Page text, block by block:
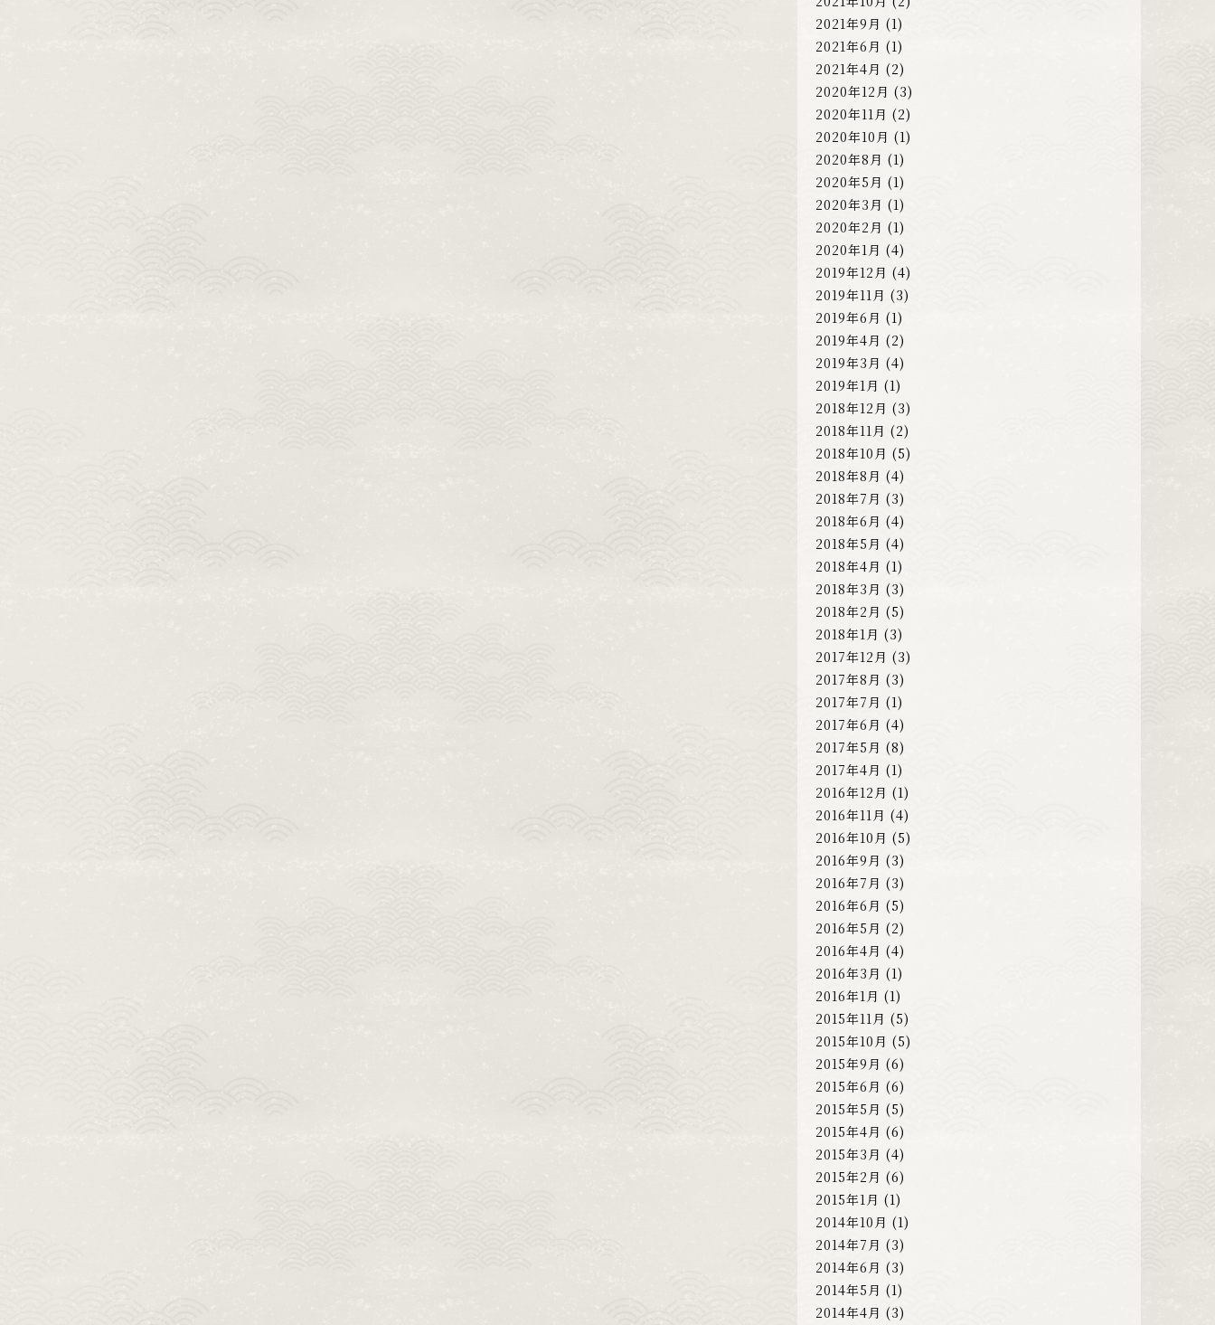
2021年9月 (1)
2021年6月 (1)
2021年4月 (2)
2020年12月 (3)
2020年11月 (2)
2020年10月 (1)
2020年8月 (1)
2020年5月 (1)
2020年3月 (1)
2020年2月 (1)
2020年1月 (4)
2019年12月 (4)
2019年11月 (3)
2019年6月 (1)
2019年4月 (2)
2019年3月 (4)
2019年1月 (1)
2018年12月 (3)
2018年11月 (2)
2018年10月 (5)
2018年8月 (4)
2018年7月 (3)
2018年6月 (4)
2018年5月 (4)
2018年4月 (1)
2018年3月 (3)
2018年2月 (5)
2018年1月 (3)
2017年12月 (3)
2017年8月 (3)
2017年7月 (1)
2017年6月 (4)
2017年5月 (8)
2017年4月 (1)
2016年12月 (1)
2016年11月 (4)
2016年10月 (5)
2016年9月 (3)
2016年7月 (3)
2016年6月 (5)
2016年5月 (2)
2016年4月 (4)
2016年3月 (1)
2016年1月 (1)
2015年11月 (5)
2015年10月 (5)
2015年9月 (6)
2015年6月 (6)
2015年5月 (5)
2015年4月 (6)
2015年3月 (4)
2015年2月 (6)
2015年1月 (1)
2014年10月 (1)
2014年7月 (3)
2014年6月 (3)
2014年5月 (1)
2014年4月 (3)